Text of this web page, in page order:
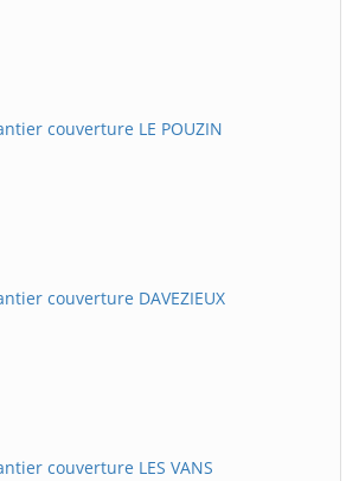
couverture LE POUZIN
couverture DAVEZIEUX
couverture LES VANS